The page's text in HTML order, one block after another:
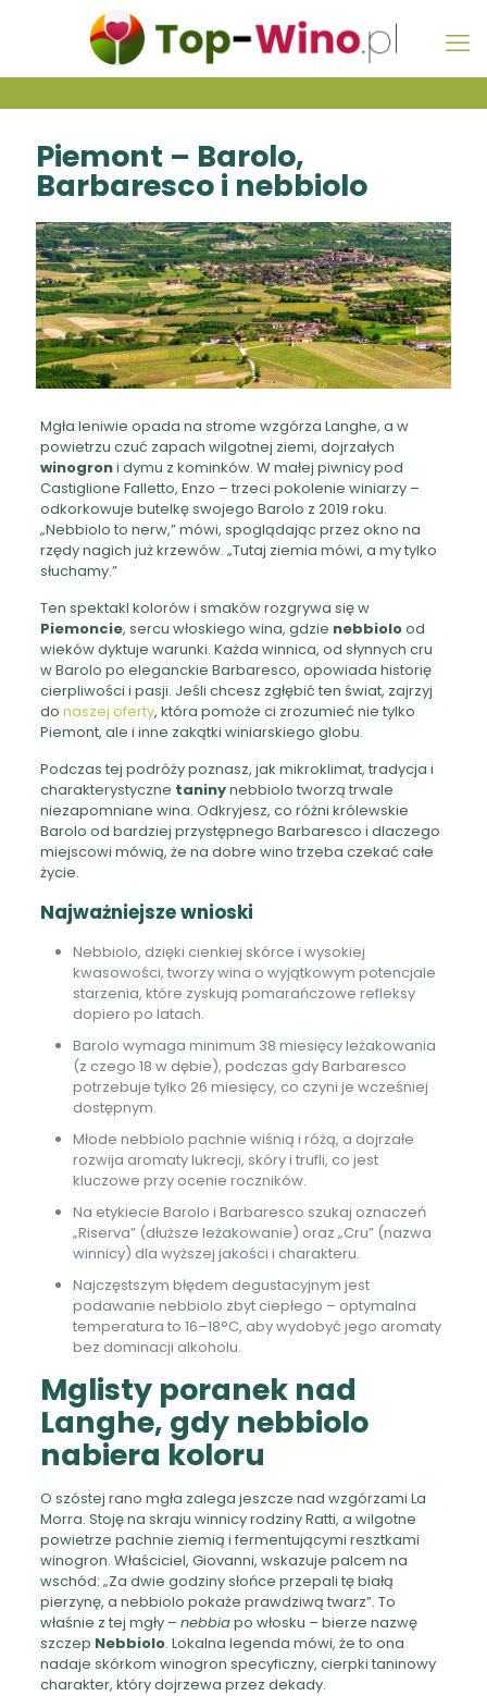
Piemont – Barolo,
Barbaresco i nebbiolo
Mgła leniwie opada na strome wzgórza Langhe, a w
powietrzu czuć zapach wilgotnej ziemi, dojrzałych
winogroni dymu z kominków. W małej piwnicy pod
Castiglione Falletto, Enzo – trzeci pokolenie winiarzy –
odkorkowuje butelkę swojego Barolo z 2019 roku.
„Nebbiolo to nerw,” mówi, spoglądając przez okno na
rzędy nagich już krzewów. „Tutaj ziemia mówi, a my tylko
słuchamy.”
Ten spektakl kolorów i smaków rozgrywa się w
Piemoncie, sercu włoskiego wina, gdzie nebbiolood
wieków dyktuje warunki. Każda winnica, od słynnych cru
w Barolo po eleganckie Barbaresco, opowiada historię
cierpliwości i pasji. Jeśli chcesz zgłębić ten świat, zajrzyj
do naszej oferty, która pomoże ci zrozumieć nie tylko
Piemont, ale i inne zakątki winiarskiego globu.
Podczas tej podróży poznasz, jak mikroklimat, tradycja i
charakterystyczne taninynebbiolo tworzą trwale
niezapomniane wina. Odkryjesz, co różni królewskie
Barolo od bardziej przystępnego Barbaresco i dlaczego
miejscowi mówią, że na dobre wino trzeba czekać całe
życie.
Najważniejsze wnioski
Nebbiolo, dzięki cienkiej skórce i wysokiej
kwasowości, tworzy wina o wyjątkowym potencjale
starzenia, które zyskują pomarańczowe refleksy
dopiero po latach.
Barolo wymaga minimum 38 miesięcy leżakowania
(z czego 18 w dębie), podczas gdy Barbaresco
potrzebuje tylko 26 miesięcy, co czyni je wcześniej
dostępnym.
Młode nebbiolo pachnie wiśnią i różą, a dojrzałe
rozwija aromaty lukrecji, skóry i trufli, co jest
kluczowe przy ocenie roczników.
Na etykiecie Barolo i Barbaresco szukaj oznaczeń
„Riserva” (dłuższe leżakowanie) oraz „Cru” (nazwa
winnicy) dla wyższej jakości i charakteru.
Najczęstszym błędem degustacyjnym jest
podawanie nebbiolo zbyt ciepłego – optymalna
temperatura to 16–18°C, aby wydobyć jego aromaty
bez dominacji alkoholu.
Mglisty poranek nad
Langhe, gdy nebbiolo
nabiera koloru
O szóstej rano mgła zalega jeszcze nad wzgórzami La
Morra. Stoję na skraju winnicy rodziny Ratti, a wilgotne
powietrze pachnie ziemią i fermentującymi resztkami
winogron. Właściciel, Giovanni, wskazuje palcem na
wschód: „Za dwie godziny słońce przepali tę białą
pierzynę, a nebbiolo pokaże prawdziwą twarz”. To
właśnie z tej mgły – nebbiapo włosku – bierze nazwę
szczep Nebbiolo. Lokalna legenda mówi, że to ona
nadaje skórkom winogron specyficzny, cierpki taninowy
charakter, który dojrzewa przez dekady.